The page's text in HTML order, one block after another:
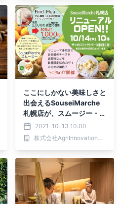
ここにしかない美味しさと
出会えるSouseiMarche
札幌店が、スムージー・定
額制お茶サービスなど導入
しリニューアルオープン
2021-10-13 10:00
株式会社AgriInnovationDesign